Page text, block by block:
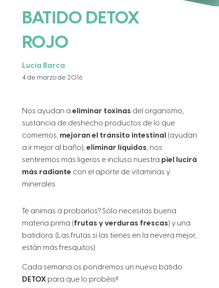
BATIDO DETOX
ROJO
Lucía Barca
4 de marzo de 2016
Nos ayudan a eliminar toxinas del organismo,
sustancia de deshecho productos de lo que
comemos, mejoran el tránsito intestinal (ayudan
a ir mejor al baño),eliminar líquidos, nos
sentiremos más ligeros e incluso nuestra piel lucirá
más radiante con el aporte de vitaminas y
minerales.
Te animas a probarlos? Sólo necesitas buena
materia prima (frutas y verduras frescas) y una
batidora. (Las frutas si las tienes en la nevera mejor,
están más fresquitos)
Cada semana os pondremos un nuevo batido
DETOXpara que lo probéis!!